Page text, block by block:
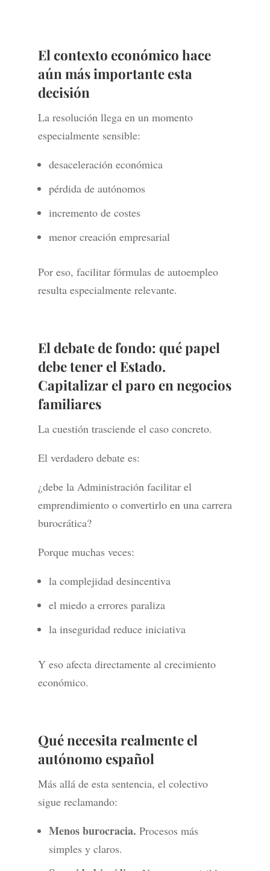
El contexto económico hace
aún más importante esta
decisión
La resolución llega en un momento
especialmente sensible:
desaceleración económica
pérdida de autónomos
incremento de costes
menor creación empresarial
Por eso, facilitar fórmulas de autoempleo
resulta especialmente relevante.
El debate de fondo: qué papel
debe tener el Estado.
Capitalizar el paro en negocios
familiares
La cuestión trasciende el caso concreto.
El verdadero debate es:
¿debe la Administración facilitar el
emprendimiento o convertirlo en una carrera
burocrática?
Porque muchas veces:
la complejidad desincentiva
el miedo a errores paraliza
la inseguridad reduce iniciativa
Y eso afecta directamente al crecimiento
económico.
Qué necesita realmente el
autónomo español
Más allá de esta sentencia, el colectivo
sigue reclamando:
Menos burocracia. Procesos más
simples y claros.